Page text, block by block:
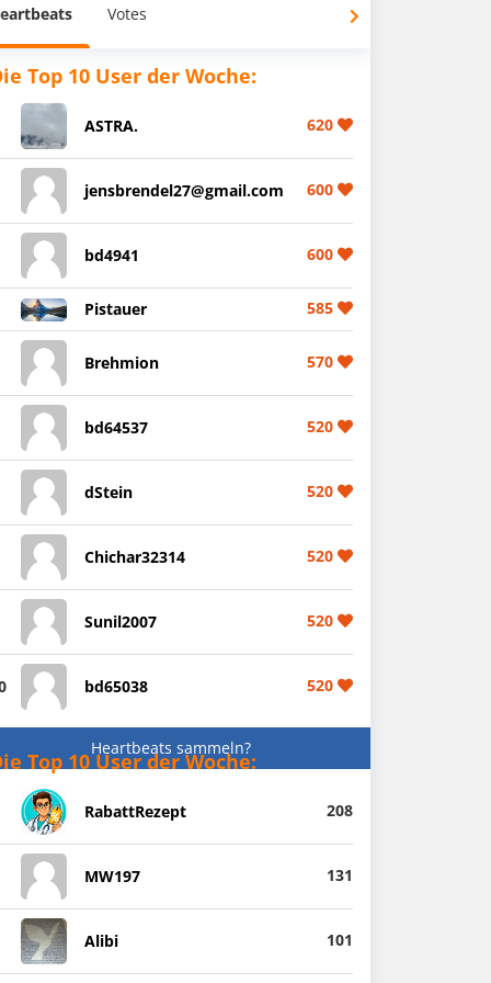
Votes
Top 10 User der Woche:
ASTRA. 620
jensbrendel27@gmail.com 600
bd4941 600
Pistauer 585
Brehmion 570
bd64537 520
dStein 520
Chichar32314 520
Sunil2007 520
bd65038 520
Heartbeats sammeln?
Top 10 User der Woche:
RabattRezept 208
MW197 131
Alibi 101